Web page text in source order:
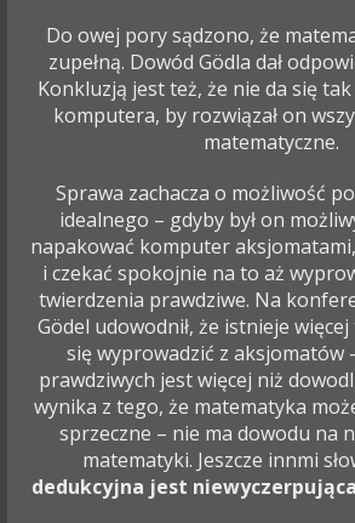
Do owej pory sądzono, że
zupełną. Dowód Gödla dał
Konkluzją jest też, że nie da się
komputera, by rozwiązał on
matematyczne.
Sprawa zachacza o możliwość
idealnego – gdyby był on
napakować komputer
i czekać spokojnie na to aż
twierdzenia prawdziwe. Na
Gödel udowodnił, że istnieje
się wyprowadzić z aksjomatów
prawdziwych jest więcej niż
wynika z tego, że matematyka
sprzeczne – nie ma dowodu na
matematyki. Jeszcze innmi
dedukcyjna jest